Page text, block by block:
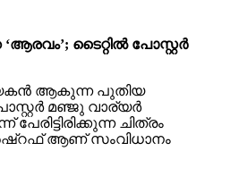
ടൈറ്റിൽ പോസ്റ്റർ
ആകുന്ന പുതിയ
മഞ്ജു വാര്യർ
ചിത്രം
ആണ് സംവിധാനം